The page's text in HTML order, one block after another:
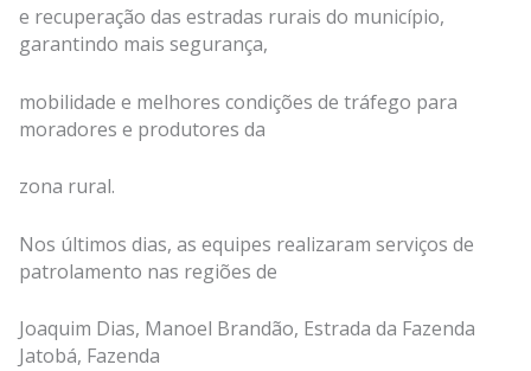
e recuperação das estradas rurais do município,
garantindo mais segurança,
mobilidade e melhores condições de tráfego para
moradores e produtores da
zona rural.
Nos últimos dias, as equipes realizaram serviços de
patrolamento nas regiões de
Joaquim Dias, Manoel Brandão, Estrada da Fazenda
Jatobá, Fazenda